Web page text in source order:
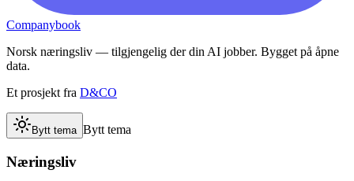
Companybook
Norsk næringsliv — tilgjengelig der din AI jobber. Bygget på åpne
data.
Et prosjekt fra D&CO
Bytt tema Bytt tema
Næringsliv